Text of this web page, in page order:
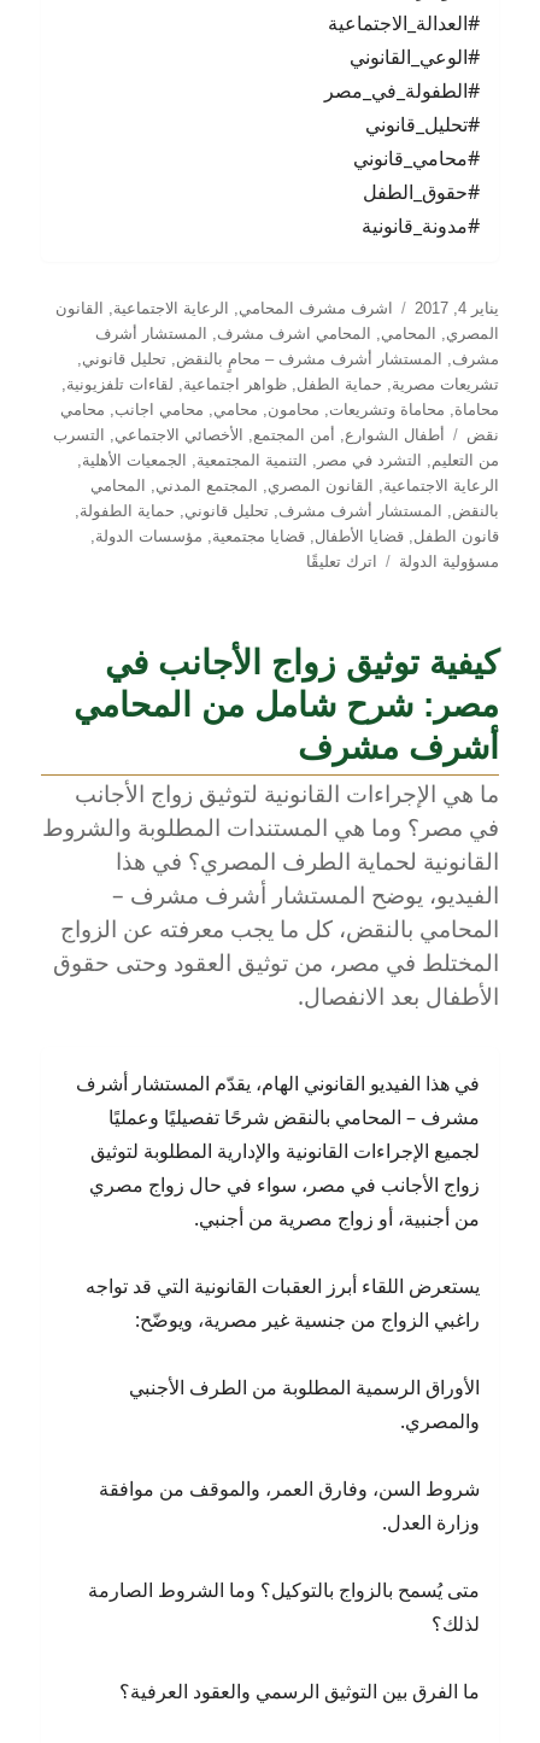
#العدالة_الاجتماعية
#الوعي_القانوني
#الطفولة_في_مصر
#تحليل_قانوني
#محامي_قانوني
#حقوق_الطفل
#مدونة_قانونية
نُشرت
في
يناير 4, 2017 التصنيفات
اشرف مشرف المحامي الرعاية الاجتماعية
القانون
المصري
المحامي المحامي اشرف مشرف
المستشار أشرف
مشرف
المستشار أشرف مشرف – محامٍ بالنقض ,تحليل قانوني
تشريعات مصرية
حماية الطفل ,ظواهر اجتماعية لقاءات تلفزيونية
محاماة
محاماة وتشريعات محامون محامي محامي اجانب
محامي
نقض
الوسوم
أطفال الشوارع أمن المجتمع الأخصائي الاجتماعي
التسرب
من التعليم
التشرد في مصر التنمية المجتمعية الجمعيات الأهلية
الرعاية الاجتماعية
القانون المصري المجتمع المدني
المحامي
بالنقض
المستشار أشرف مشرف ,تحليل قانوني حماية الطفولة
قانون الطفل ,قضايا الأطفال ,قضايا مجتمعية مؤسسات الدولة
مسؤولية الدولة
اترك تعليقًا
أطفال
الشوارع؟
رؤية
من
واقع
المجتمع
المصري
–
مع
المستشار
أشرف
مشرف
كيفية توثيق زواج الأجانب في
مصر: شرح شامل من المحامي
أشرف مشرف
ما هي الإجراءات القانونية لتوثيق زواج الأجانب
في مصر؟ وما هي المستندات المطلوبة والشروط
القانونية لحماية الطرف المصري؟ في هذا
الفيديو، يوضح المستشار أشرف مشرف –
المحامي بالنقض، كل ما يجب معرفته عن الزواج
المختلط في مصر، من توثيق العقود وحتى حقوق
الأطفال بعد الانفصال.
في هذا الفيديو القانوني الهام، يقدّم المستشار أشرف
مشرف – المحامي بالنقض شرحًا تفصيليًا وعمليًا
لجميع الإجراءات القانونية والإدارية المطلوبة لتوثيق
زواج الأجانب في مصر، سواء في حال زواج مصري
من أجنبية، أو زواج مصرية من أجنبي.
يستعرض اللقاء أبرز العقبات القانونية التي قد تواجه
راغبي الزواج من جنسية غير مصرية، ويوضّح:
الأوراق الرسمية المطلوبة من الطرف الأجنبي
والمصري.
شروط السن، وفارق العمر، والموقف من موافقة
وزارة العدل.
متى يُسمح بالزواج بالتوكيل؟ وما الشروط الصارمة
لذلك؟
ما الفرق بين التوثيق الرسمي والعقود العرفية؟